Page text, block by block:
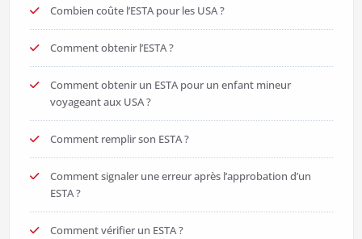
Combien coûte l’ESTA pour les USA ?
Comment obtenir l’ESTA ?
Comment obtenir un ESTA pour un enfant mineur
voyageant aux USA ?
Comment remplir son ESTA ?
Comment signaler une erreur après l’approbation d’un
ESTA ?
Comment vérifier un ESTA ?